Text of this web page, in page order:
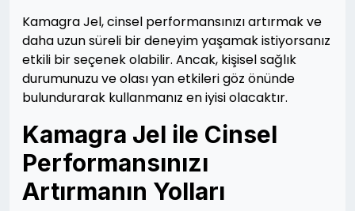
Kamagra Jel, cinsel performansınızı artırmak ve
daha uzun süreli bir deneyim yaşamak istiyorsanız
etkili bir seçenek olabilir. Ancak, kişisel sağlık
durumunuzu ve olası yan etkileri göz önünde
bulundurarak kullanmanız en iyisi olacaktır.
Kamagra Jel ile Cinsel
Performansınızı
Artırmanın Yolları